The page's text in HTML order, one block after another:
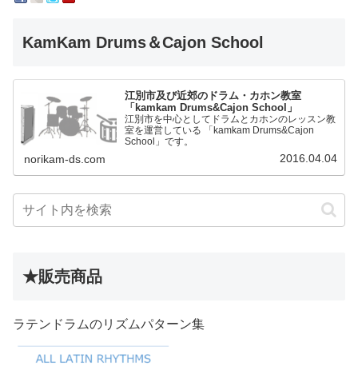
KamKam Drums＆Cajon School
江別市及び近郊のドラム・カホン教室
「kamkam Drums&Cajon School」
江別市を中心としてドラムとカホンのレッスン教
室を運営している 「kamkam Drums&Cajon
School」です。
norikam-ds.com 2016.04.04
★販売商品
ラテンドラムのリズムパターン集